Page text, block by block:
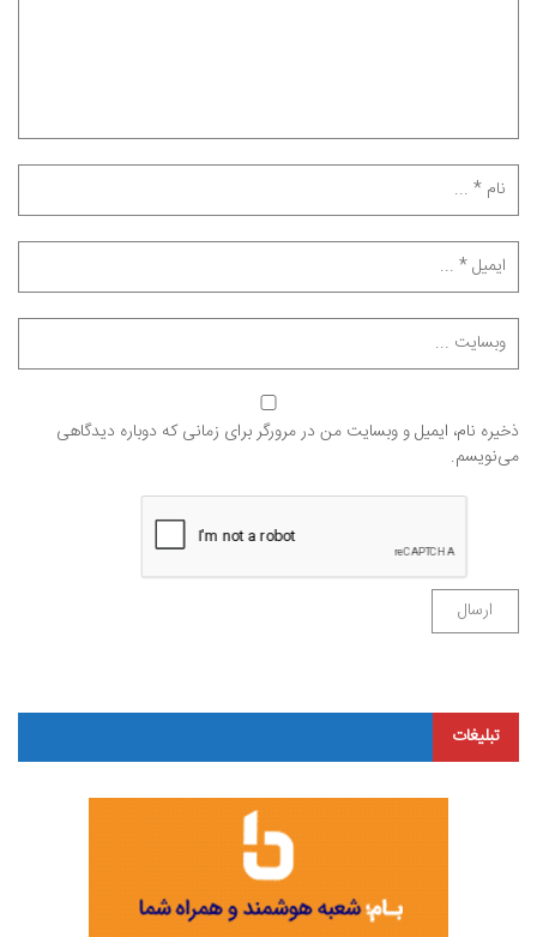
ذخیره نام، ایمیل و وبسایت من در مرورگر برای زمانی که دوباره دیدگاهی
می‌نویسم.
تبلیغات